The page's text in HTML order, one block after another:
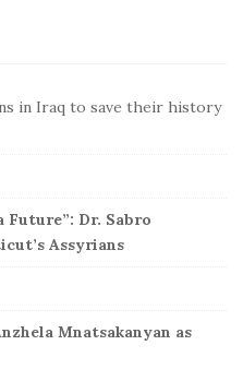
in Iraq to save their history
Future”: Dr. Sabro
Assyrians
Mnatsakanyan as